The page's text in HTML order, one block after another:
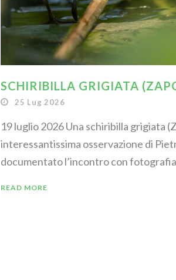
SCHIRIBILLA GRIGIATA
25 Lug 2026
19 luglio 2026 Una schiribilla grigiata
interessantissima osservazione di
documentato l’incontro con
READ MORE